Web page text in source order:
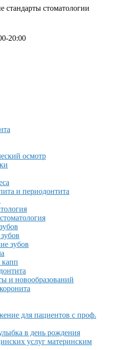
стандарты стоматологии
20:00
осмотр
и периодонтита
зубов
капп
и новообразований
для пациентов с проф.
в день рождения
услуг материнским